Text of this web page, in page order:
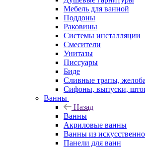
Мебель для ванной
Поддоны
Раковины
Системы инсталляции
Смесители
Унитазы
Писсуары
Биде
Сливные трапы, желоба
Сифоны, выпуски,
Ванны
Назад
Ванны
Акриловые ванны
Ванны из
Панели для ванн